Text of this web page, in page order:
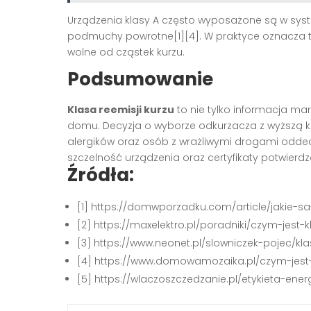
Urządzenia klasy A często wyposażone są w
podmuchy powrotne[1][4]. W praktyce oznacza
wolne od cząstek kurzu.
Podsumowanie
Klasa reemisji kurzu to nie tylko informacja
domu. Decyzja o wyborze odkurzacza z wyższą
alergików oraz osób z wrażliwymi drogami
szczelność urządzenia oraz certyfikaty
Źródła:
[1] https://domwporzadku.com/article/jakie-
[2] https://maxelektro.pl/poradniki/czym-jest-
[3] https://www.neonet.pl/slowniczek-pojec/
[4] https://www.domowamozaika.pl/czym-
[5] https://wlaczoszczedzanie.pl/etykieta-